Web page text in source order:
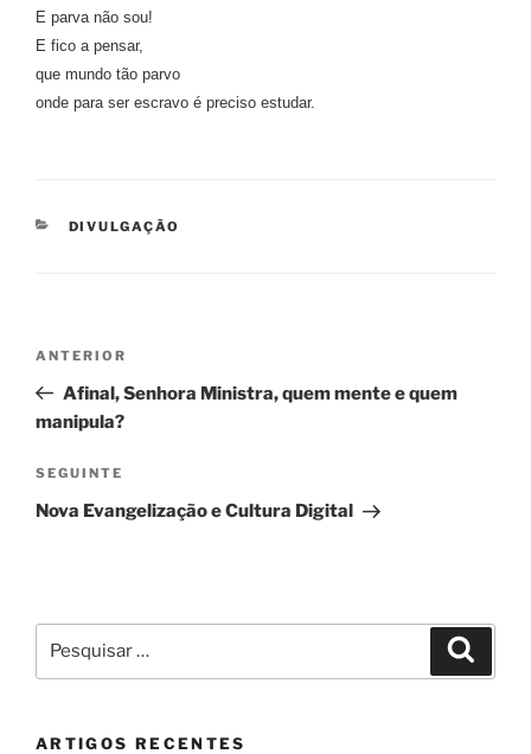
E parva não sou!
E fico a pensar,
que mundo tão parvo
onde para ser escravo é preciso estudar.
CATEGORIAS
DIVULGAÇÃO
artigos
Conteúdo
anterior
ANTERIOR
Afinal, Senhora Ministra, quem mente e quem
manipula?
Conteúdo
seguinte
SEGUINTE
Nova Evangelização e Cultura Digital
por:
ARTIGOS RECENTES